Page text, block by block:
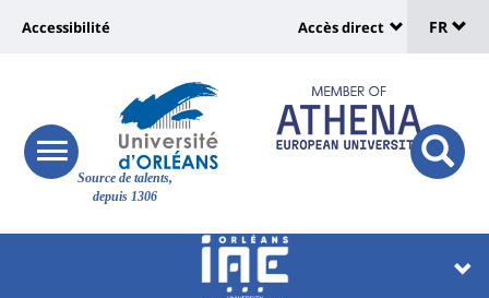
Site
Source de talents,
depuis 1306
responsive
menu
button
Université
vers
page
accessibilité
Accessibilité
:
Shortcut
links
Accès direct
de
FR